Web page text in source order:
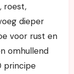
roest,
dieper
voor rust en
omhullend
principe